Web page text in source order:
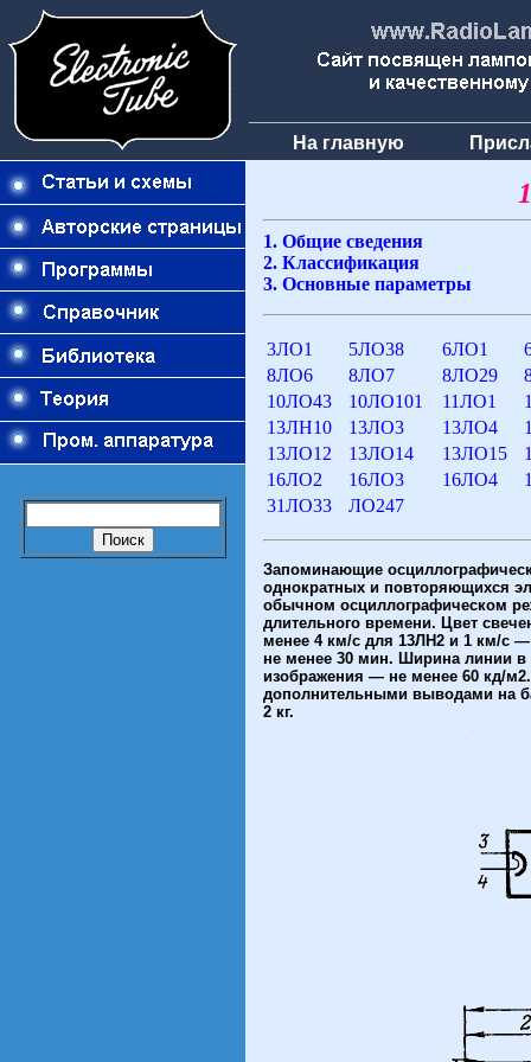
На главную
1. Общие сведения
2. Классификация
3. Основные параметры
3ЛО1 5ЛО38 6ЛО1
8ЛО6
8ЛО7 8ЛО29
10ЛО43
10ЛО101 11ЛО1
13ЛН10
13ЛО3 13ЛО4
13ЛО12
13ЛО14 13ЛО15
16ЛО2
16ЛО3 16ЛО4
31ЛО33
ЛО247
Запоминающие
однократных и повторяющихся
обычном осциллографическом
длительного времени. Цвет
менее 4 км/с для 13ЛН2 и 1 км/с
не менее 30 мин. Ширина линии
изображения — не менее 60 кд/
дополнительными выводами на
2 кг.